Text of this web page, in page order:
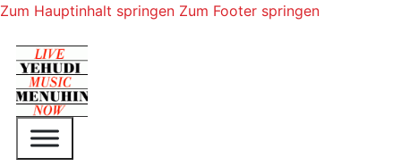
Zum Hauptinhalt springen Zum Footer springen